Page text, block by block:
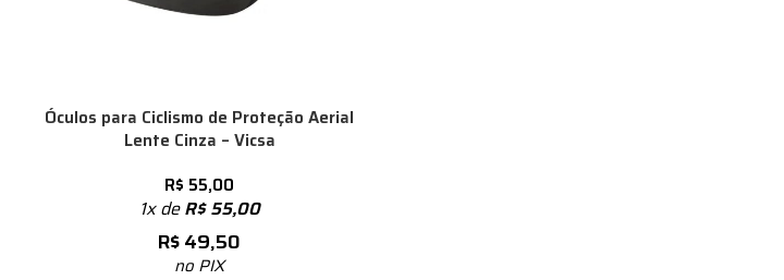
Óculos para Ciclismo de Proteção Aerial
Lente Cinza – Vicsa
R$ 55,00
1x deR$55,00
R$49,50
no PIX